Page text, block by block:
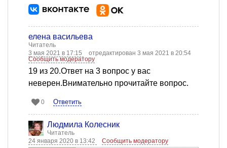
елена васильева
Читатель
3 мая 2021 в 17:15
отредактирован 3 мая 2021 в 20:54
Сообщить модератору
19 из 20.Ответ на 3 вопрос у вас
неверен.Внимательно прочитайте вопрос.
0 Ответить
Людмила Колесник
Читатель
24 января 2020 в 13:42
Сообщить модератору